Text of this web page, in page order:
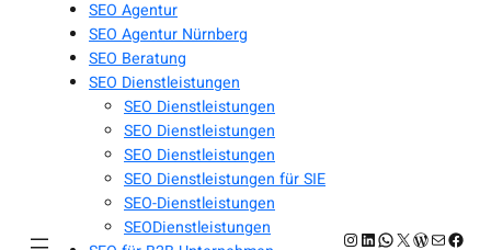
SEO Agentur
SEO Agentur Nürnberg
SEO Beratung
SEO Dienstleistungen
SEO Dienstleistungen
SEO Dienstleistungen
SEO Dienstleistungen
SEO Dienstleistungen für SIE
SEO-Dienstleistungen
SEODienstleistungen
Instagram
LinkedIn
WhatsApp
X E-Mail